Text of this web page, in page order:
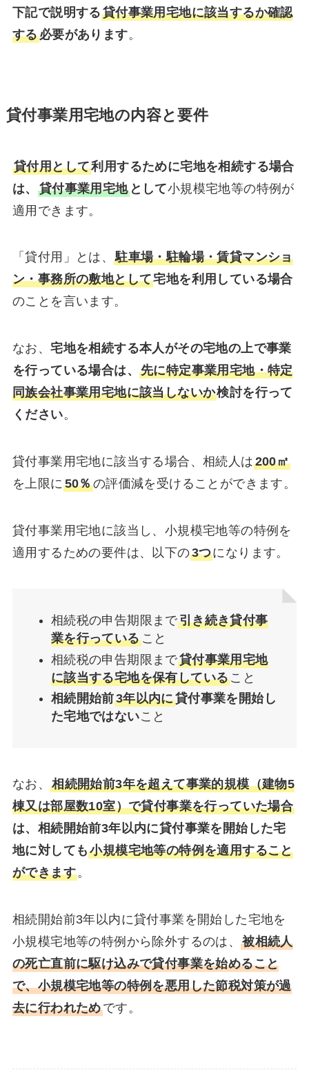
下記で説明する貸付事業用宅地に該当するか確認
する必要があります。
貸付事業用宅地の内容と要件
貸付用として利用するために宅地を相続する場合
は、 貸付事業用宅地として小規模宅地等の特例が
適用できます。
「貸付用」とは、駐車場・駐輪場・賃貸マンショ
ン・事務所の敷地として宅地を利用している場合
のことを言います。
なお、宅地を相続する本人がその宅地の上で事業
を行っている場合は、 先に特定事業用宅地・特定
同族会社事業用宅地に該当しないか検討を行って
ください。
貸付事業用宅地に該当する場合、相続人は200㎡
を上限に50％の評価減を受けることができます。
貸付事業用宅地に該当し、小規模宅地等の特例を
適用するための要件は、以下の3つになります。
相続税の申告期限まで引き続き貸付事
業を行っていること
相続税の申告期限まで貸付事業用宅地
に該当する宅地を保有していること
相続開始前3年以内に貸付事業を開始し
た宅地ではないこと
なお、相続開始前3年を超えて事業的規模（建物5
棟又は部屋数10室）で貸付事業を行っていた場合
は、相続開始前3年以内に貸付事業を開始した宅
地に対しても小規模宅地等の特例を適用すること
ができます。
相続開始前3年以内に貸付事業を開始した宅地を
小規模宅地等の特例から除外するのは、被相続人
の死亡直前に駆け込みで貸付事業を始めること
で、小規模宅地等の特例を悪用した節税対策が過
去に行われためです。